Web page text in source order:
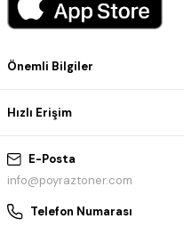
E-Posta
info@poyraztoner.com
Telefon Numarası
Önemli Bilgiler
Hızlı Erişim